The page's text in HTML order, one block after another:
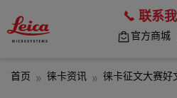
联系
官方商城
首页 徕卡资讯 徕卡征文大赛好